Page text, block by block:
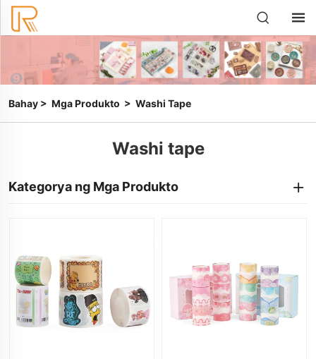
Bahay > Mga Produkto > Washi Tape
Washi tape
Kategorya ng Mga Produkto